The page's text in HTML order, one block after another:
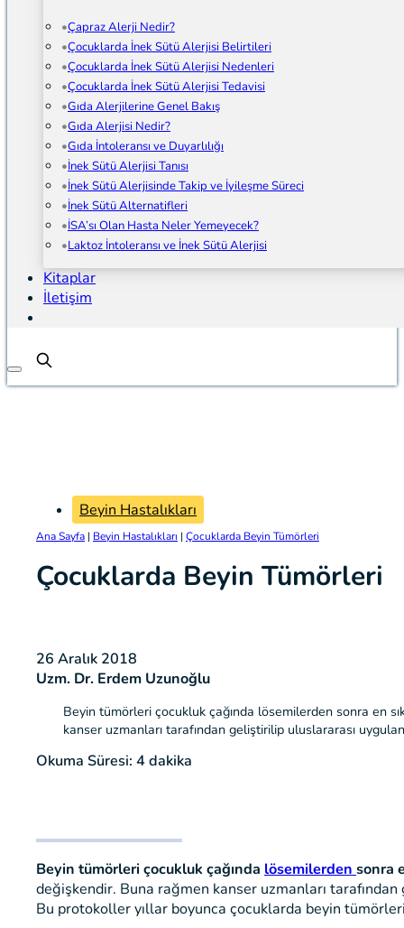
Çapraz Alerji Nedir?
Çocuklarda İnek Sütü Alerjisi Belirtileri
Çocuklarda İnek Sütü Alerjisi Nedenleri
Çocuklarda İnek Sütü Alerjisi Tedavisi
Gıda Alerjilerine Genel Bakış
Gıda Alerjisi Nedir?
Gıda İntoleransı ve Duyarlılığı
İnek Sütü Alerjisi Tanısı
İnek Sütü Alerjisinde Takip ve İyileşme Süreci
İnek Sütü Alternatifleri
İSA’sı Olan Hasta Neler Yemeyecek?
Laktoz İntoleransı ve İnek Sütü Alerjisi
Kitaplar
İletişim
Beyin Hastalıkları
Ana Sayfa | Beyin Hastalıkları | Çocuklarda Beyin Tümörleri
Çocuklarda Beyin Tümörleri
26 Aralık 2018
Uzm. Dr. Erdem Uzunoğlu
Beyin tümörleri çocukluk çağında lösemilerden sonra en
kanser uzmanları tarafından geliştirilip uluslararası
Okuma Süresi: 4 dakika
Beyin tümörleri çocukluk çağında lösemilerdensonra
değişkendir. Buna rağmen kanser uzmanları
Bu protokoller yıllar boyunca çocuklarda beyin